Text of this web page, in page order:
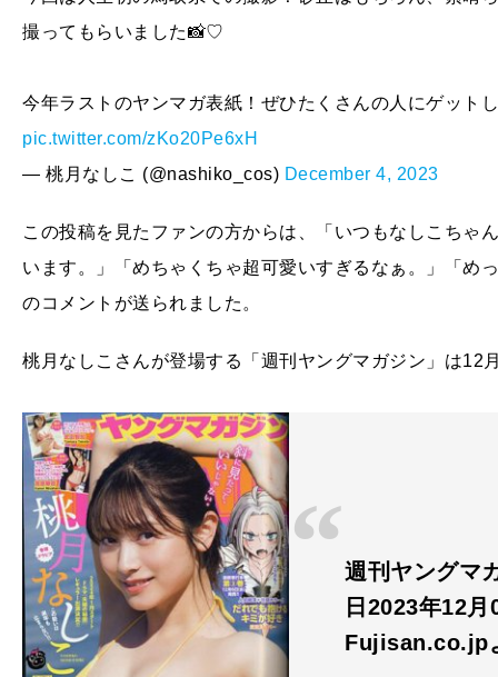
撮ってもらいました📸♡
今年ラストのヤンマガ表紙！ぜひたくさんの人にゲット
pic.twitter.com/zKo20Pe6xH
— 桃月なしこ (@nashiko_cos) December 4, 2023
この投稿を見たファンの方からは、「いつもなしこちゃ
います。」「めちゃくちゃ超可愛いすぎるなぁ。」「め
のコメントが送られました。
桃月なしこさんが登場する「週刊ヤングマガジン」は12
週刊ヤングマ
日2023年12
Fujisan.co.jp